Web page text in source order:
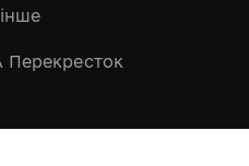
Перекресток